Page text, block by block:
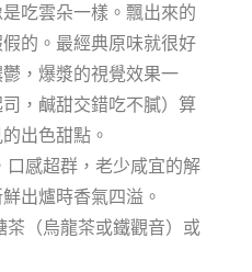
吃雲朵一樣。飄出來的
的。最經典原味就很好
，爆漿的視覺效果一
，鹹甜交錯吃不膩）算
出色甜點。
口感超群，老少咸宜的解
出爐時香氣四溢。
茶（烏龍茶或鐵觀音）或